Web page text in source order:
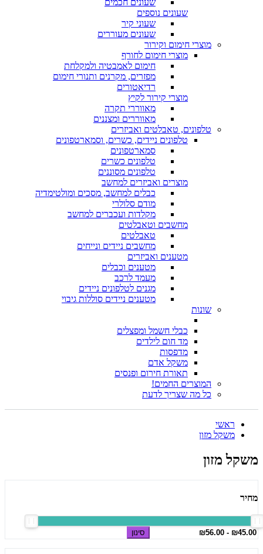
שעונים חכמים
שעונים נוספים
שעוני קיר
שעונים מעוררים
מוצרי חימום וקירור
מוצרי חימום לחורף
חימום לאמבטיה ולמקלחת
מפזרים, מקרנים ותנורי חימום
רדיאטורים
מוצרי קירור לקיץ
מאווררי תקרה
מאווררים ומצננים
טלפונים, טאבלטים ואביזרים
טלפונים ניידים, כשרים, וסמארטפונים
סמארטפונים
טלפונים כשרים
טלפונים מסוננים
מוצרים ואביזרים למחשב
כבלים למחשב, מסכים ומולטימדיה
מודם סלולרי
מקלדות ועכברים למחשב
מחשבים וטאבלטים
טאבלטים
מחשבים ניידים ונייחים
מטענים ואביזרים
מטענים וכבלים
מעמד לרכב
מגנים לטלפונים ניידים
מטענים ניידים סוללות גיבוי
שונות
כבלי חשמל ומפצלים
מד חום לילדים
מדפסות
משקל אדם
תאורת חירום ופנסים
המוצרים החמים!
כל מה שצריך לדעת
ראשי
משקל מזון
משקל מזון
מחיר
סינון